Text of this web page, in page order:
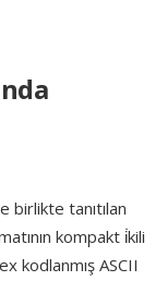
birlikte tanıtılan
kompakt i̇kili
kodlanmış ASCII